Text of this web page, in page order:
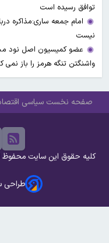
توافق رسیده است
امام جمعه ساری:مذاکره
نیست
عضو کمیسیون اصل نود
واشنگتن تنگه هرمز را باز نمی
صفحه نخست سیاسی
کلیه حقوق این سایت محفوظ
طراحی